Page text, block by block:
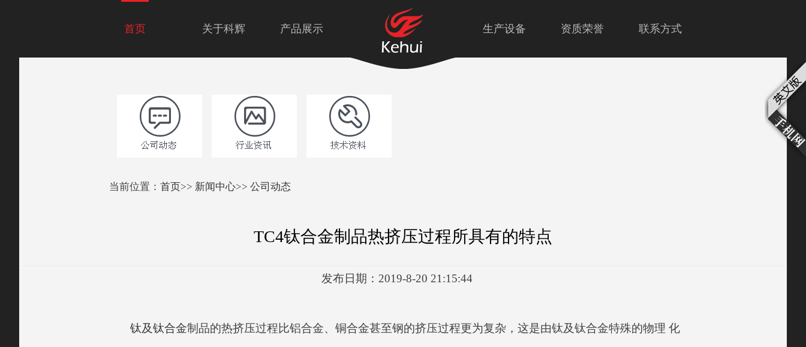
首页 关于科辉 产品展示 生产设备 资质荣誉 联系方式
当前位置： 首页>> 新闻中心>> 公司动态
TC4钛合金制品热挤压过程所具有的特点
发布日期：2019-8-20 21:15:44
钛及钛合金制品的热挤压过程比铝合金、铜合金甚至钢的挤压过程更为复杂，这是由钛及钛合金特殊的物理 化